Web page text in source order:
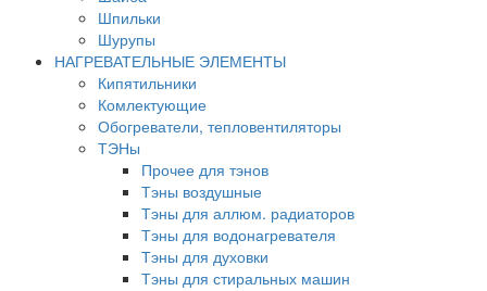
Шпильки
Шурупы
НАГРЕВАТЕЛЬНЫЕ ЭЛЕМЕНТЫ
Кипятильники
Комлектующие
Обогреватели, тепловентиляторы
ТЭНы
Прочее для тэнов
Тэны воздушные
Тэны для аллюм. радиаторов
Тэны для водонагревателя
Тэны для духовки
Тэны для стиральных машин